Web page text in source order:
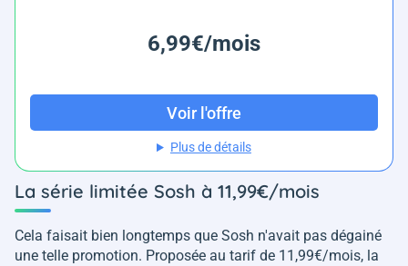
6,99€/mois
Voir l'offre
Plus de détails
La série limitée Sosh à 11,99€/mois
Cela faisait bien longtemps que Sosh n'avait pas dégainé
une telle promotion. Proposée au tarif de 11,99€/mois, la